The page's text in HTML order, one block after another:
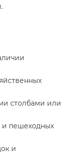
столбами или
и пешеходных
и